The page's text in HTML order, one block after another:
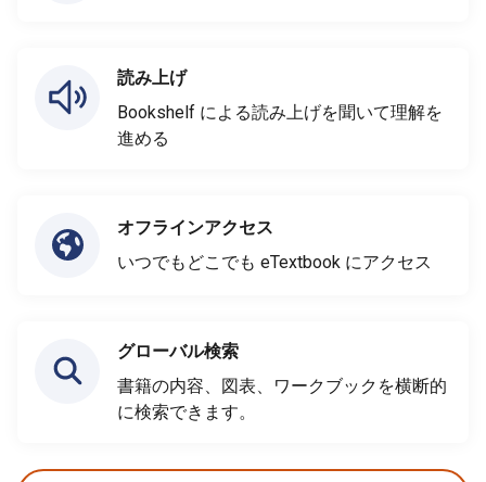
読み上げ
Bookshelf による読み上げを聞いて理解を
進める
オフラインアクセス
いつでもどこでも eTextbook にアクセス
グローバル検索
書籍の内容、図表、ワークブックを横断的
に検索できます。